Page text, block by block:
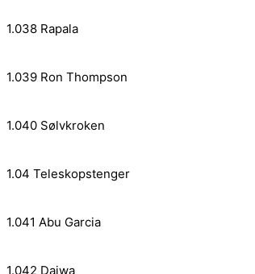
1.038 Rapala
1.039 Ron Thompson
1.040 Sølvkroken
1.04 Teleskopstenger
1.041 Abu Garcia
1.042 Daiwa